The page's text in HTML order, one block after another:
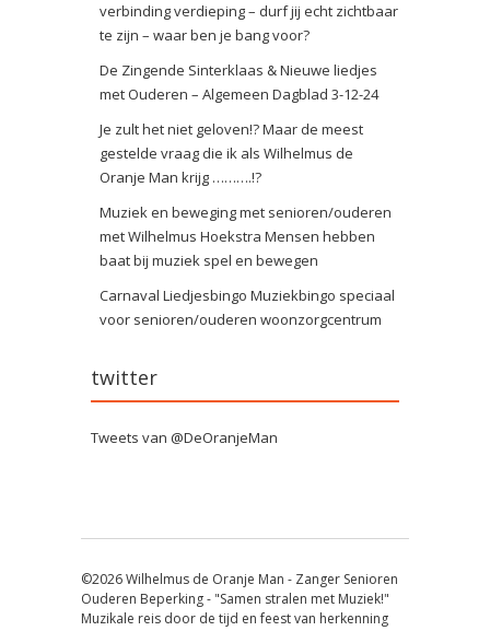
verbinding verdieping – durf jij echt zichtbaar
te zijn – waar ben je bang voor?
De Zingende Sinterklaas & Nieuwe liedjes
met Ouderen – Algemeen Dagblad 3-12-24
Je zult het niet geloven!? Maar de meest
gestelde vraag die ik als Wilhelmus de
Oranje Man krijg ……….!?
Muziek en beweging met senioren/ouderen
met Wilhelmus Hoekstra Mensen hebben
baat bij muziek spel en bewegen
Carnaval Liedjesbingo Muziekbingo speciaal
voor senioren/ouderen woonzorgcentrum
twitter
Tweets van @DeOranjeMan
©2026 Wilhelmus de Oranje Man - Zanger Senioren
Ouderen Beperking - "Samen stralen met Muziek!"
Muzikale reis door de tijd en feest van herkenning